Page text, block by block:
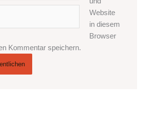
Website
in diesem
Browser
Kommentar speichern.